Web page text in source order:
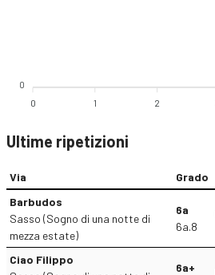
0
0 1 2
Ultime ripetizioni
Via Grado
Barbudos
Sasso (Sogno di una notte di
mezza estate)
6a
6a.8
Ciao Filippo
6a+